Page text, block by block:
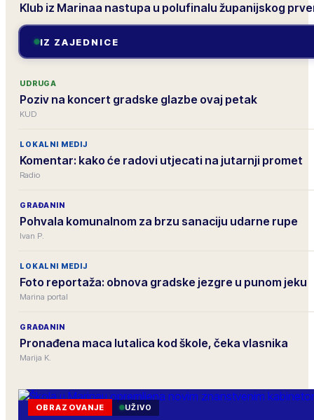
Klub iz Marinaa nastupa u polufinalu županijskog
IZ ZAJEDNICE
UDRUGA
Poziv na koncert gradske glazbe ovaj petak
KUD
LOKALNI MEDIJ
Komentar: kako će radovi utjecati na jutarnji promet
Radio
GRAĐANIN
Pohvala komunalnom za brzu sanaciju udarne rupe
Ivan P.
LOKALNI MEDIJ
Foto reportaža: obnova gradske jezgre u punom jeku
Marina portal
GRAĐANIN
Pronađena maca lutalica kod škole, čeka vlasnika
Marija K.
OBRAZOVANJE UŽIVO